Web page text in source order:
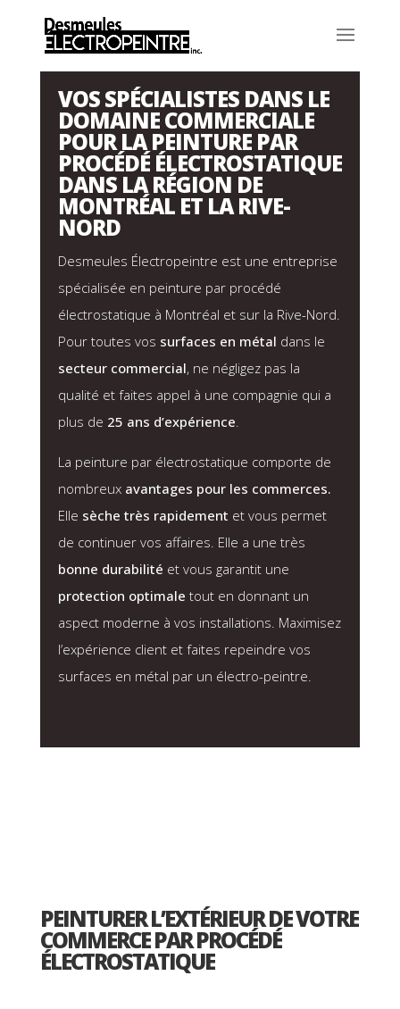
VOS SPÉCIALISTES DANS LE
DOMAINE COMMERCIALE
POUR LA PEINTURE PAR
PROCÉDÉ ÉLECTROSTATIQUE
DANS LA RÉGION DE
MONTRÉAL ET LA RIVE-
NORD
Desmeules Électropeintre est une entreprise
spécialisée en peinture par procédé
électrostatique à Montréal et sur la Rive-Nord.
Pour toutes vos surfaces en métal dans le
secteur commercial, ne négligez pas la
qualité et faites appel à une compagnie qui a
plus de 25 ans d’expérience.
La peinture par électrostatique comporte de
nombreux avantages pour les commerces.
Elle sèche très rapidement et vous permet
de continuer vos affaires. Elle a une très
bonne durabilité et vous garantit une
protection optimale tout en donnant un
aspect moderne à vos installations. Maximisez
l’expérience client et faites repeindre vos
surfaces en métal par un électro-peintre.
PEINTURER L’EXTÉRIEUR DE VOTRE
COMMERCE PAR PROCÉDÉ
ÉLECTROSTATIQUE